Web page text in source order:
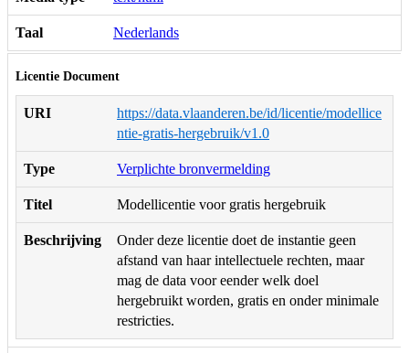
Taal Nederlands
Licentie Document
URI
https://data.vlaanderen.be/id/licentie/modellice
ntie-gratis-hergebruik/v1.0
Type Verplichte bronvermelding
Titel Modellicentie voor gratis hergebruik
Beschrijving
Onder deze licentie doet de instantie geen
afstand van haar intellectuele rechten, maar
mag de data voor eender welk doel
hergebruikt worden, gratis en onder minimale
restricties.